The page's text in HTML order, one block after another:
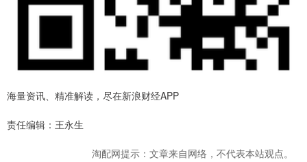
海量资讯、精准解读，尽在新浪财经APP
责任编辑：王永生
淘配网提示：文章来自网络，不代表本站观点。